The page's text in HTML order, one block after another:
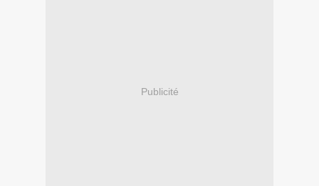
Publicité